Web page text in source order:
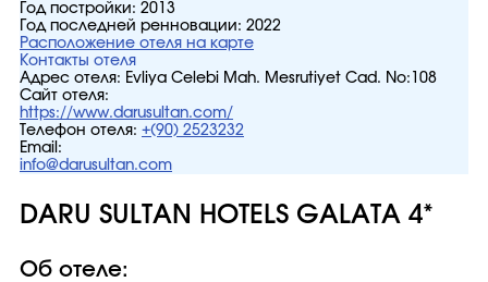
Год постройки: 2013
Год последней ренновации: 2022
Расположение отеля на карте
Контакты отеля
Адрес отеля: Evliya Celebi Mah. Mesrutiyet Cad. No:108
Сайт отеля:
https://www.darusultan.com/
Телефон отеля: +(90) 2523232
Email:
info@darusultan.com
DARU SULTAN HOTELS GALATA 4*
Об отеле: